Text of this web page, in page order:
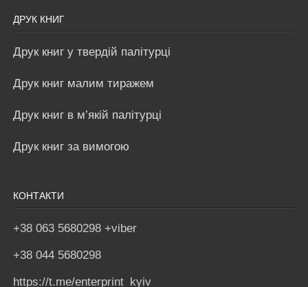
ДРУК КНИГ
Друк книг у твердій палітурці
Друк книг малим тиражем
Друк книг в м’якій палітурці
Друк книг за вимогою
КОНТАКТИ
+38 063 5680298 +viber
+38 044 5680298
https://t.me/enterprint_kyiv